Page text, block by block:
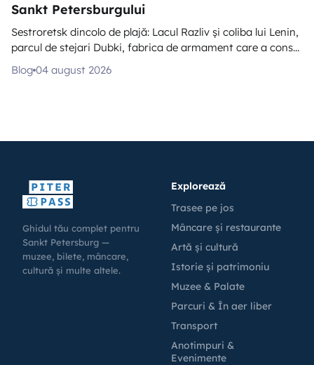
Sankt Petersburgului
Sestroretsk dincolo de plajă: Lacul Razliv și coliba lui Lenin,
parcul de stejari Dubki, fabrica de armament care a cons...
Blog 04 august 2026
Ghidul tău complet pentru
Sankt Petersburg —
muzee, bilete, mâncare,
cultură și multe altele.
Explorează
Trasee pe jos
Mâncare și restaurante
Artă și cultură
Istorie și patrimoniu
Muzee & Palate
Parcuri & În aer liber
Transport
Anotimpuri &
Evenimente